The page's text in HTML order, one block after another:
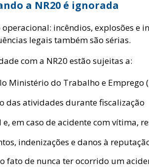
a NR20 é ignorada
operacional: incêndios, explosões
legais também são sérias.
com a NR20 estão sujeitas a:
Ministério do Trabalho e Emprego
das atividades durante fiscalização
em caso de acidente com vítima,
indenizações e danos à
fato de nunca ter ocorrido um